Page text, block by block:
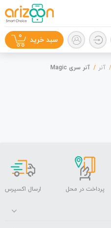
سبد خرید 0
آنر آنر سری Magic
پرداخت در محل ارسال اکسپرس